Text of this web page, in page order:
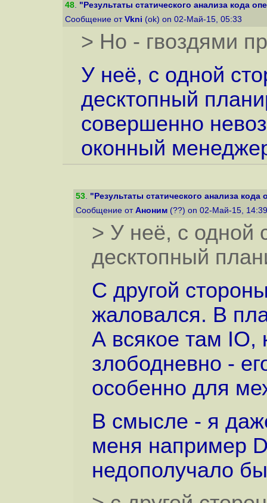
48. "Результаты статического анализа кода
Сообщение от Vkni (ok) on 02-Май-15, 05:33
> Но - гвоздями
У неё, с одной
десктопный
совершенно
оконный
53. "Результаты статического анализа
Сообщение от Аноним (??) on 02-Май-15,
> У неё, с одной
десктопный
С другой
жаловался. В
А всякое там IO,
злободневно -
особенно для
В смысле - я
меня например
недополучало